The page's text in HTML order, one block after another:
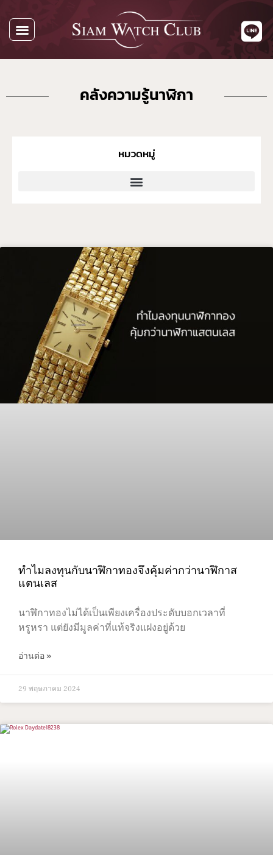
คลังความรู้นาฬิกา
หมวดหมู่
ทำไมลงทุนกับนาฬิกาทองจึงคุ้มค่ากว่านาฬิกาส
แตนเลส
นาฬิกาทองไม่ได้เป็นเพียงเครื่องประดับบอกเวลาที่
หรูหรา แต่ยังมีมูลค่าที่แท้จริงแฝงอยู่ด้วย
อ่านต่อ »
29 พฤษภาคม 2024